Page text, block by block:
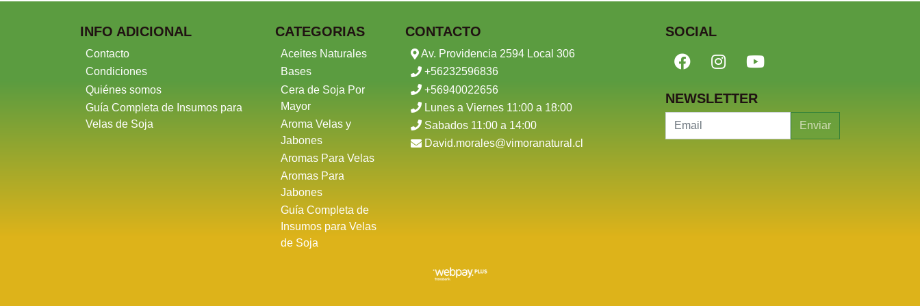
INFO ADICIONAL
Contacto
Condiciones
Quiénes somos
Guía Completa de Insumos para
Velas de Soja
CATEGORIAS
Aceites Naturales
Bases
Cera de Soja Por
Mayor
Aroma Velas y
Jabones
Aromas Para Velas
Aromas Para
Jabones
Guía Completa de
Insumos para Velas
de Soja
CONTACTO
Av. Providencia 2594 Local 306
+56232596836
+56940022656
Lunes a Viernes 11:00 a 18:00
Sabados 11:00 a 14:00
David.morales@vimoranatural.cl
SOCIAL
NEWSLETTER
Enviar